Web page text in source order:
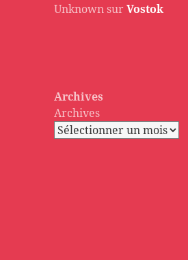
UnknownsurVostok
Archives
Archives